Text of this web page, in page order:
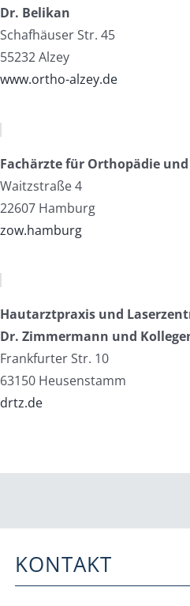
Dr. Belikan
Schafhäuser Str. 45
55232 Alzey
www.ortho-alzey.de
Fachärzte für Orthopädie
Waitzstraße 4
22607 Hamburg
zow.hamburg
Hautarztpraxis und
Dr. Zimmermann und
Frankfurter Str. 10
63150 Heusenstamm
drtz.de
KONTAKT